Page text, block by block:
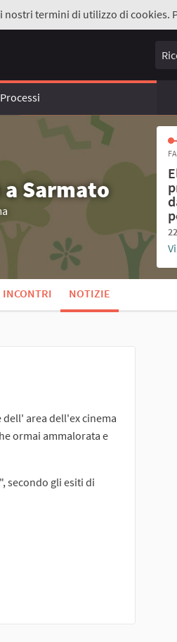
termini di utilizzo di cookies.
Processi
Sarmato
INCONTRI NOTIZIE
area dell'ex cinema
ormai ammalorata e
secondo gli esiti di